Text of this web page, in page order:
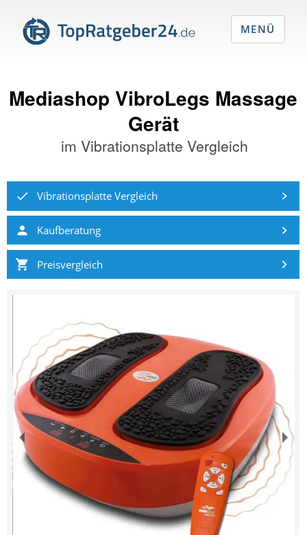
Mediashop VibroLegs Massage
Gerät
imVibrationsplatte Vergleich
Vibrationsplatte Vergleich
Kaufberatung
Preisvergleich
MENÜ